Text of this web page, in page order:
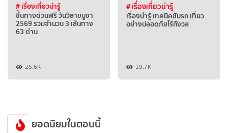
# เรื่องเที่ยวน่ารู้
ขึ้นทางด่วนฟรี วันวิสาขบูชา
2569 รวมจำนวน 3 เส้นทาง
63 ด่าน
25.6K
# เรื่องเที่ยวน่ารู้
เรื่องน่ารู้ เทคนิคขับรถ เที่ยว
อย่างปลอดภัยไร้กังวล
19.7K
ยอดนิยมในตอนนี้